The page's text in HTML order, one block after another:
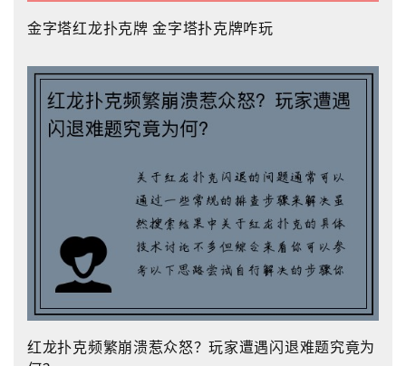
金字塔红龙扑克牌 金字塔扑克牌咋玩
红龙扑克频繁崩溃惹众怒？玩家遭遇闪退难题究竟为